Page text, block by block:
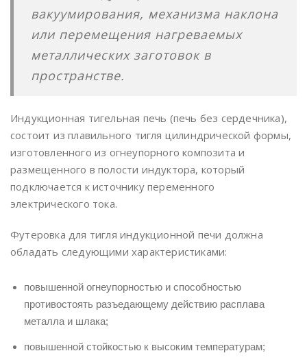
вакуумирования, механизма наклона
или перемещения нагреваемых
металлических заготовок в
пространстве.
Индукционная тигельная печь (печь без сердечника),
состоит из плавильного тигля цилиндрической формы,
изготовленного из огнеупорного композита и
размещенного в полости индуктора, который
подключается к источнику переменного
электрического тока.
Футеровка для тигля индукционной печи должна
обладать следующими характеристиками:
повышенной огнеупорностью и способностью
противостоять разъедающему действию расплава
металла и шлака;
повышенной стойкостью к высоким температурам;